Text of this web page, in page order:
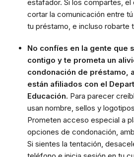
estafador. Si los compartes,
cortar la comunicación entre
tu préstamo, e incluso robarte
No confíes en la gente que
contigo y te prometa un
condonación de préstamo,
están afiliados con el
Educación. Para parecer
usan nombre, sellos y
Prometen acceso especial a
opciones de condonación,
Si sientes la tentación,